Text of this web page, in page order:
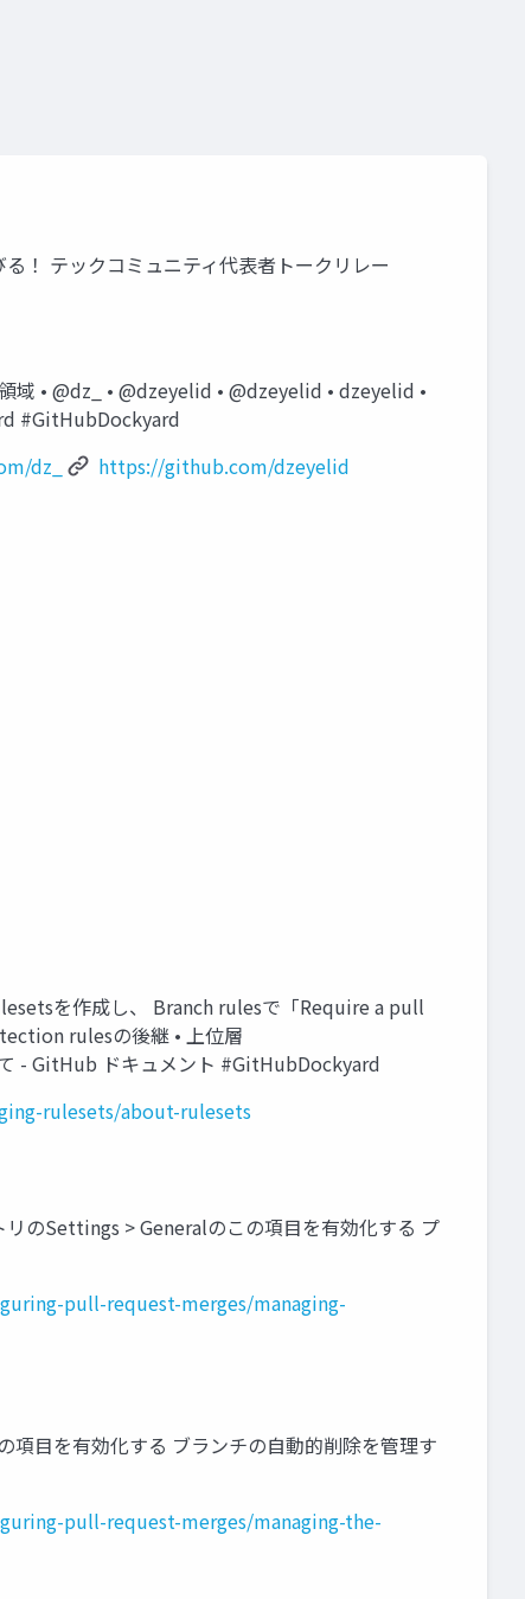
！ テックコミュニティ代表者トークリレー
• @dz_ • @dzeyelid • @dzeyelid • dzeyelid •
#GitHubDockyard
dz_
https://github.com/dzeyelid
を作成し、 Branch rulesで「Require a pull
rulesの後継 • 上位層
- GitHub ドキュメント #GitHubDockyard
rulesets/about-rulesets
のSettings > Generalのこの項目を有効化する プ
pull-request-merges/managing-
目を有効化する ブランチの自動的削除を管理す
pull-request-merges/managing-the-